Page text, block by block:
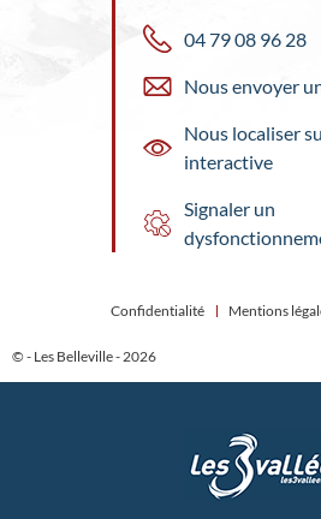
04 79 08 96 28
Nous envoyer
Nous localiser
interactive
Signaler un
© - Les Belleville - 2026
Confidentialité Mentions